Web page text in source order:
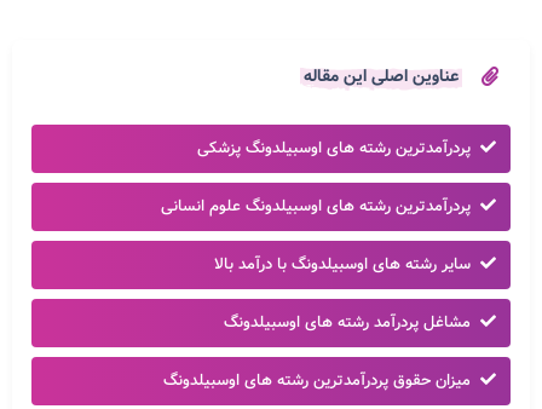
عناوین اصلی این مقاله
پردرآمدترین رشته های اوسبیلدونگ پزشکی
پردرآمدترین رشته های اوسبیلدونگ علوم انسانی
سایر رشته های اوسبیلدونگ با درآمد بالا
مشاغل پردرآمد رشته های اوسبیلدونگ
میزان حقوق پردرآمدترین رشته های اوسبیلدونگ